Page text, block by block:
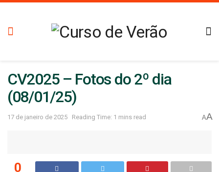
CV2025 – Fotos do 2º dia
(08/01/25)
17 de janeiro de 2025 Reading Time: 1 mins read AA
0